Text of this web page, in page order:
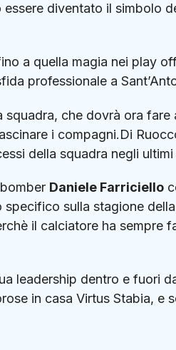
diventato il simbolo
a quella magia nei play
professionale a
che dovrà ora fare
i compagni.Di
della squadra negli ultimi
Daniele Farriciello
sulla stagione
il calciatore ha sempre
leadership dentro e fuori
in casa Virtus Stabia, e